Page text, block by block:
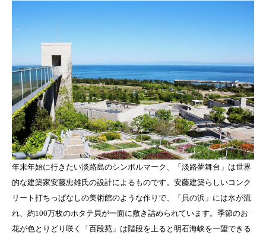
年末年始に行きたい淡路島のシンボルマーク、「淡路夢舞台」は世界
的な建築家安藤忠雄氏の設計によるものです。安藤建築らしいコンク
リート打ちっぱなしの美術館のような作りで、「貝の浜」には水が流
れ、約100万枚のホタテ貝が一面に敷き詰められています。季節のお
花が色とりどり咲く「百段苑」は階段を上ると明石海峡を一望できる